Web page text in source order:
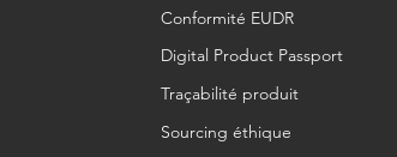
Conformité EUDR
Digital Product Passport
Traçabilité produit
Sourcing éthique